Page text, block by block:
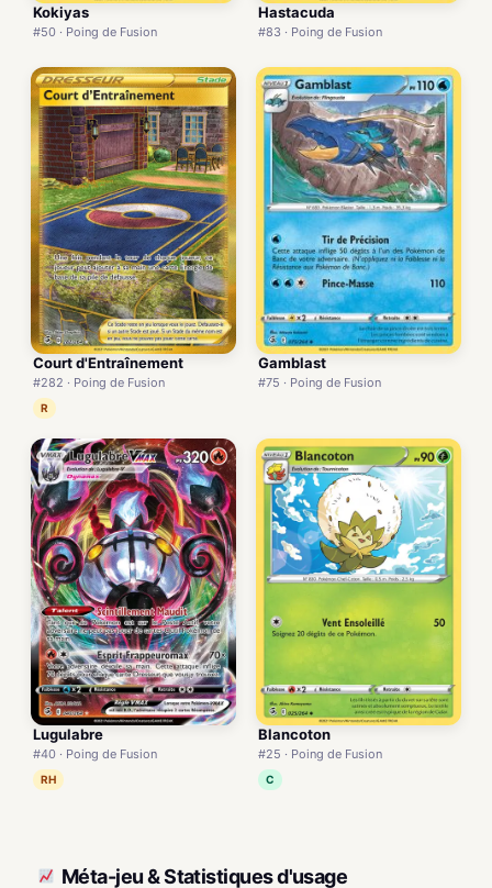
Kokiyas
#50 · Poing de Fusion
Hastacuda
#83 · Poing de Fusion
Court d'Entraînement
#282 · Poing de Fusion
R
Gamblast
#75 · Poing de Fusion
Lugulabre
#40 · Poing de Fusion
RH
Blancoton
#25 · Poing de Fusion
C
Méta-jeu & Statistiques d'usage